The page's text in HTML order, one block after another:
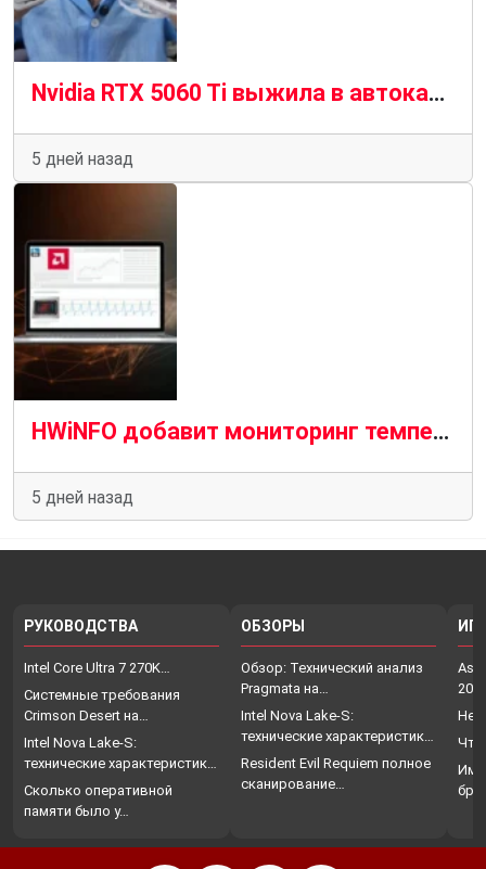
Nvidia RTX 5060 Ti выжила в автокатастрофе и выжила, чтобы рассказать об этом
5 дней назад
HWiNFO добавит мониторинг температуры VRAM на кристалле для графических процессоров AMD и Nvidia
5 дней назад
РУКОВОДСТВА
Intel Core Ultra 7 270K…
Системные требования
Crimson Desert на…
Intel Nova Lake-S:
технические характеристики,
…
Сколько оперативной
памяти было у…
ОБЗОРЫ
Обзор: Технический анализ
Pragmata на…
Intel Nova Lake-S:
технические характеристики,
…
Resident Evil Requiem полное
сканирование…
Что